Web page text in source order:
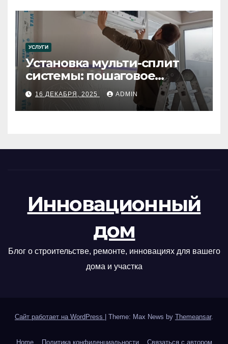
УСЛУГИ
Установка мульти-сплит
системы: пошаговое
руководство
16 ДЕКАБРЯ, 2025 ADMIN
Инновационный
дом
Блог о строительстве, ремонте, инновациях для вашего
дома и участка
Сайт работает на WordPress Theme: Max News by Themeansar.
Home Политика конфиденциальности Связаться с автором